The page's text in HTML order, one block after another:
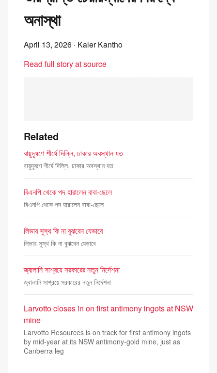
অনাস্থা
April 13, 2026 · Kaler Kantho
Read full story at source
Related
বায়ুদূষণে শীর্ষে দিল্লি, ঢাকার অবস্থান যত
বায়ুদূষণে শীর্ষে দিল্লি, ঢাকার অবস্থান যত
বিএনপি থেকে পদ হারালেন বাবা-ছেলে
বিএনপি থেকে পদ হারালেন বাবা-ছেলে
লিভার সুস্থ কি না বুঝবেন যেভাবে
লিভার সুস্থ কি না বুঝবেন যেভাবে
জ্বালানি সাশ্রয়ে সরকারের নতুন নির্দেশনা
জ্বালানি সাশ্রয়ে সরকারের নতুন নির্দেশনা
Larvotto closes in on first antimony ingots at NSW
mine
Larvotto Resources is on track for first antimony ingots
by mid-year at its NSW antimony-gold mine, just as
Canberra leg